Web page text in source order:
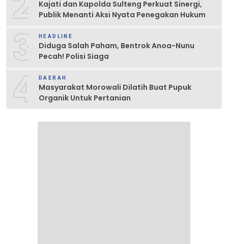
Kajati dan Kapolda Sulteng Perkuat Sinergi,
Publik Menanti Aksi Nyata Penegakan Hukum
3 HEADLINE
Diduga Salah Paham, Bentrok Anoa-Nunu
Pecah! Polisi Siaga
4 DAERAH
Masyarakat Morowali Dilatih Buat Pupuk
Organik Untuk Pertanian